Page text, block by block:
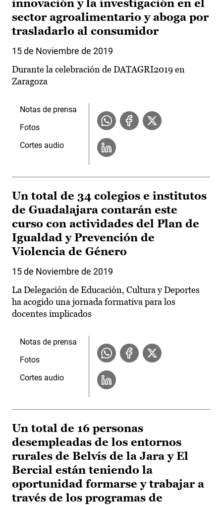
innovación y la investigación en el
sector agroalimentario y aboga por
trasladarlo al consumidor
15 de Noviembre de 2019
Durante la celebración de DATAGRI2019 en
Zaragoza
Notas de prensa
Fotos
Cortes audio
Un total de 34 colegios e institutos
de Guadalajara contarán este
curso con actividades del Plan de
Igualdad y Prevención de
Violencia de Género
15 de Noviembre de 2019
La Delegación de Educación, Cultura y Deportes
ha acogido una jornada formativa para los
docentes implicados
Notas de prensa
Fotos
Cortes audio
Un total de 16 personas
desempleadas de los entornos
rurales de Belvís de la Jara y El
Bercial están teniendo la
oportunidad formarse y trabajar a
través de los programas de